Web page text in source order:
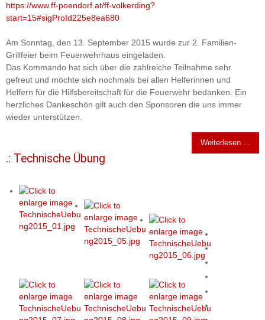
https://www.ff-poendorf.at/ff-volkerding?
start=15#sigProId225e8ea680
Am Sonntag, den 13. September 2015 wurde zur 2. Familien-
Grillfeier beim Feuerwehrhaus eingeladen.
Das Kommando hat sich über die zahlreiche Teilnahme sehr
gefreut und möchte sich nochmals bei allen Helferinnen und
Helfern für die Hilfsbereitschaft für die Feuerwehr bedanken. Ein
herzliches Dankeschön gilt auch den Sponsoren die uns immer
wieder unterstützen.
Weiterlesen ...
.: Technische Übung